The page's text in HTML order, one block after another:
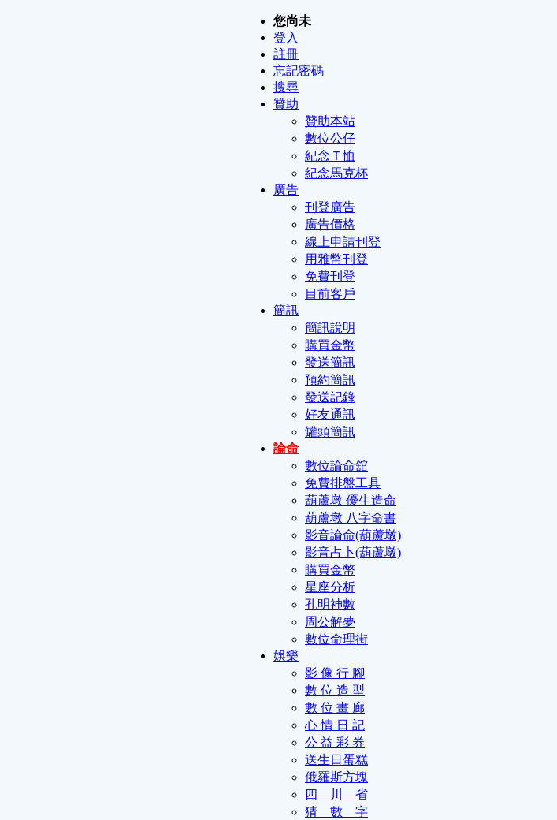
您尚未
登入
註冊
忘記密碼
搜尋
贊助
贊助本站
數位公仔
紀念Ｔ恤
紀念馬克杯
廣告
刊登廣告
廣告價格
線上申請刊登
用雅幣刊登
免費刊登
目前客戶
簡訊
簡訊說明
購買金幣
發送簡訊
預約簡訊
發送記錄
好友通訊
罐頭簡訊
論命
數位論命舘
免費排盤工具
葫蘆墩 優生造命
葫蘆墩 八字命書
影音論命(葫蘆墩)
影音占卜(葫蘆墩)
購買金幣
星座分析
孔明神數
周公解夢
數位命理街
娛樂
影 像 行 腳
數 位 造 型
數 位 畫 廊
心 情 日 記
公 益 彩 券
送生日蛋糕
俄羅斯方塊
四 川 省
猜 數 字